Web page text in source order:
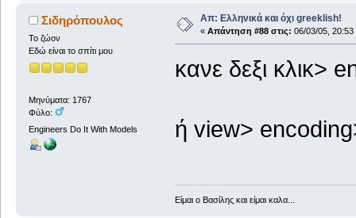
Σιδηρόπουλος
Το ζώον
Εδώ είναι το σπίτι μου
Μηνύματα: 1767
Φύλο:
Engineers Do It With Models
Απ: Ελληνικά και όχι greeklish!
« Απάντηση #88 στις: 06/03/05, 20:53
κανε δεξι κλικ>
ή view>
Είμαι ο Βασίλης και είμαι καλα...